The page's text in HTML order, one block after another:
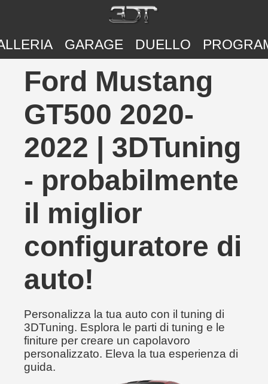
GARAGE DUELLO
Ford Mustang
GT500 2020-
2022 | 3DTuning
- probabilmente
il miglior
configuratore di
auto!
Personalizza la tua auto con il tuning di
3DTuning. Esplora le parti di tuning e le
finiture per creare un capolavoro
personalizzato. Eleva la tua esperienza di
guida.